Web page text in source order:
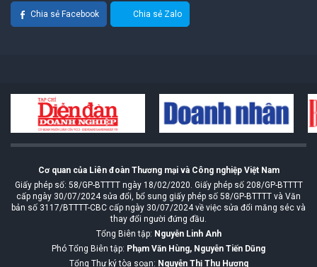
Chia sẻ Facebook Chia sẻ Zalo
Cơ quan của Liên đoàn Thương mại và Công nghiệp Việt Nam
Giấy phép số: 58/GP-BTTTT ngày 18/02/2020. Giấy phép số 208/GP-BTTTT
cấp ngày 30/07/2024 sửa đổi, bổ sung giấy phép số 58/GP-BTTTT và Văn
bản số 3117/BTTTT-CBC cấp ngày 30/07/2024 về việc sửa đổi măng séc và
thay đổi người đứng đầu.
Tổng Biên tập: Nguyễn Linh Anh
Phó Tổng Biên tập: Phạm Văn Hùng, Nguyễn Tiến Dũng
Tổng Thư ký tòa soạn: Nguyễn Thị Thu Hương